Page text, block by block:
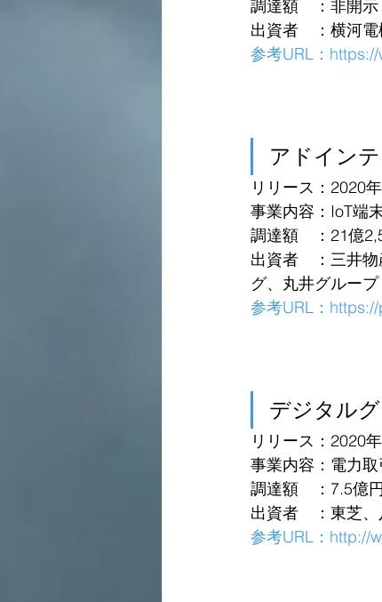
調達額　：非開示
出資者　：横河
参考URL：
アドインテ
リリース：2020
事業内容：IoT端
調達額　：21億
出資者　：三井
グ、丸井グループ
参考URL：
デジタル
リリース：2020
事業内容：電力
調達額　：7.5億円
出資者　：東芝
参考URL： http://